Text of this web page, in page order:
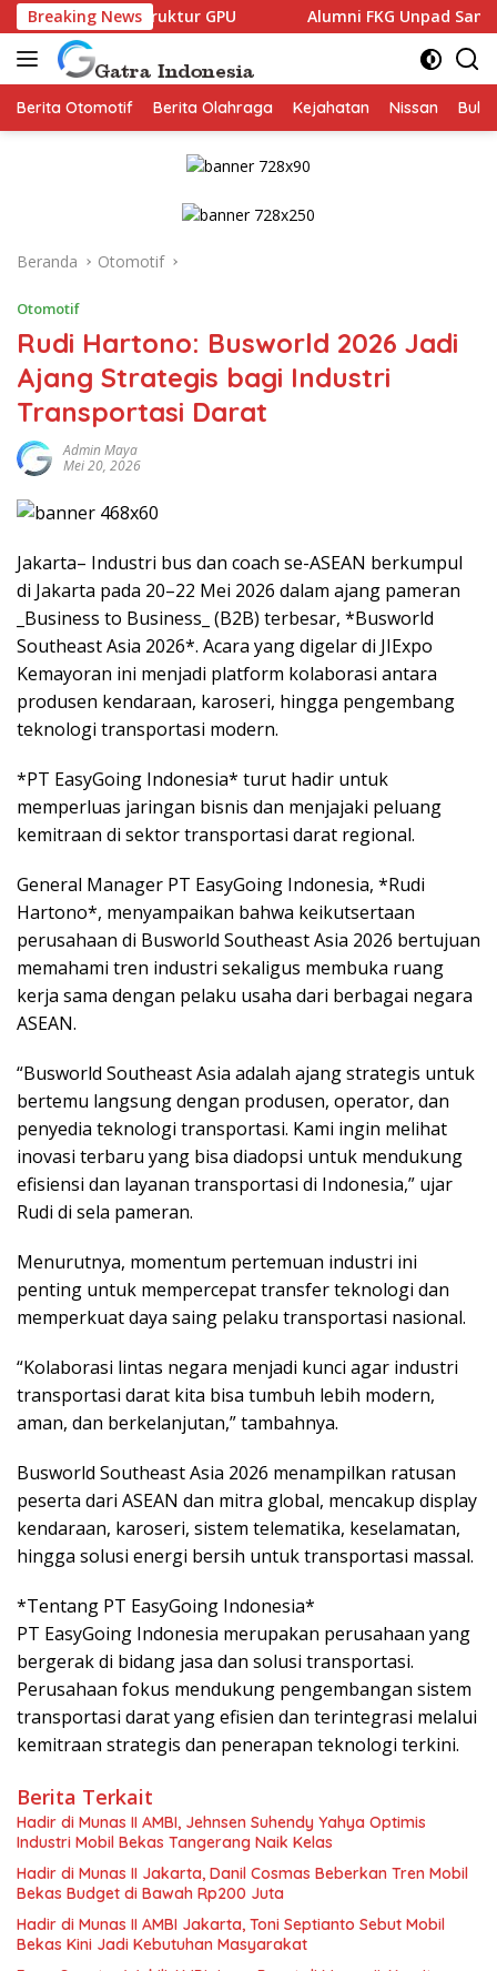
Langsung
ke
konten
Breaking News
GPU Alumni FKG Unpad Sambut Positif
Berita Otomotif Berita Olahraga Kejahatan Nissan
Beranda Otomotif
Otomotif
Rudi Hartono: Busworld 2026 Jadi
Ajang Strategis bagi Industri
Transportasi Darat
Admin Maya
Mei 20, 2026
Jakarta– Industri bus dan coach se-ASEAN berkumpul
di Jakarta pada 20–22 Mei 2026 dalam ajang pameran
_Business to Business_ (B2B) terbesar, *Busworld
Southeast Asia 2026*. Acara yang digelar di JIExpo
Kemayoran ini menjadi platform kolaborasi antara
produsen kendaraan, karoseri, hingga pengembang
teknologi transportasi modern.
*PT EasyGoing Indonesia* turut hadir untuk
memperluas jaringan bisnis dan menjajaki peluang
kemitraan di sektor transportasi darat regional.
General Manager PT EasyGoing Indonesia, *Rudi
Hartono*, menyampaikan bahwa keikutsertaan
perusahaan di Busworld Southeast Asia 2026 bertujuan
memahami tren industri sekaligus membuka ruang
kerja sama dengan pelaku usaha dari berbagai negara
ASEAN.
“Busworld Southeast Asia adalah ajang strategis untuk
bertemu langsung dengan produsen, operator, dan
penyedia teknologi transportasi. Kami ingin melihat
inovasi terbaru yang bisa diadopsi untuk mendukung
efisiensi dan layanan transportasi di Indonesia,” ujar
Rudi di sela pameran.
Menurutnya, momentum pertemuan industri ini
penting untuk mempercepat transfer teknologi dan
memperkuat daya saing pelaku transportasi nasional.
“Kolaborasi lintas negara menjadi kunci agar industri
transportasi darat kita bisa tumbuh lebih modern,
aman, dan berkelanjutan,” tambahnya.
Busworld Southeast Asia 2026 menampilkan ratusan
peserta dari ASEAN dan mitra global, mencakup display
kendaraan, karoseri, sistem telematika, keselamatan,
hingga solusi energi bersih untuk transportasi massal.
*Tentang PT EasyGoing Indonesia*
PT EasyGoing Indonesia merupakan perusahaan yang
bergerak di bidang jasa dan solusi transportasi.
Perusahaan fokus mendukung pengembangan sistem
transportasi darat yang efisien dan terintegrasi melalui
kemitraan strategis dan penerapan teknologi terkini.
Berita Terkait
Hadir di Munas II AMBI, Jehnsen Suhendy Yahya Optimis
Industri Mobil Bekas Tangerang Naik Kelas
Hadir di Munas II Jakarta, Danil Cosmas Beberkan Tren Mobil
Bekas Budget di Bawah Rp200 Juta
Hadir di Munas II AMBI Jakarta, Toni Septianto Sebut Mobil
Bekas Kini Jadi Kebutuhan Masyarakat